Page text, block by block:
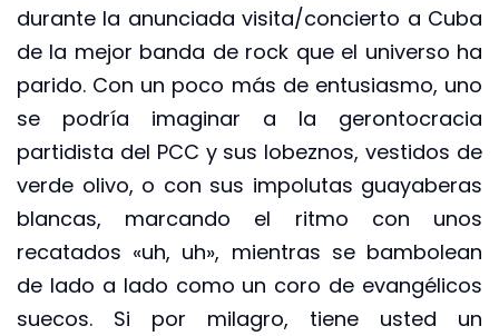
durante la anunciada visita/concierto a Cuba
de la mejor banda de rock que el universo ha
parido. Con un poco más de entusiasmo, uno
se podría imaginar a la gerontocracia
partidista del PCC y sus lobeznos, vestidos de
verde olivo, o con sus impolutas guayaberas
blancas, marcando el ritmo con unos
recatados «uh, uh», mientras se bambolean
de lado a lado como un coro de evangélicos
suecos. Si por milagro, tiene usted un